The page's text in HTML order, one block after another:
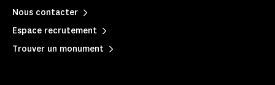
Nous contacter
Espace recrutement
Trouver un monument